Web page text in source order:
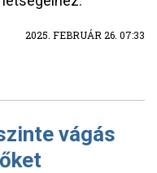
2025. FEBRUÁR 26. 07:33
vágás